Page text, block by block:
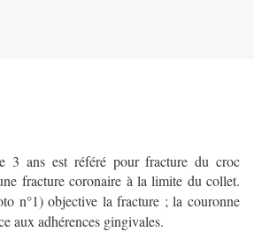
3 ans est référé pour fracture du croc
fracture coronaire à la limite du collet.
n°1) objective la fracture ; la couronne
aux adhérences gingivales.